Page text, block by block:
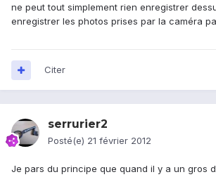
ne peut tout simplement rien enregistrer
enregistrer les photos prises par la caméra
Citer
serrurier2
Posté(e) 21 février 2012
Je pars du principe que quand il y a un gros